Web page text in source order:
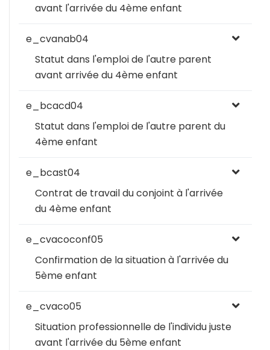
avant l'arrivée du 4ème enfant
e_cvanab04
Statut dans l'emploi de l'autre parent
avant arrivée du 4ème enfant
e_bcacd04
Statut dans l'emploi de l'autre parent du
4ème enfant
e_bcast04
Contrat de travail du conjoint à l'arrivée
du 4ème enfant
e_cvacoconf05
Confirmation de la situation à l'arrivée du
5ème enfant
e_cvaco05
Situation professionnelle de l'individu juste
avant l'arrivée du 5ème enfant